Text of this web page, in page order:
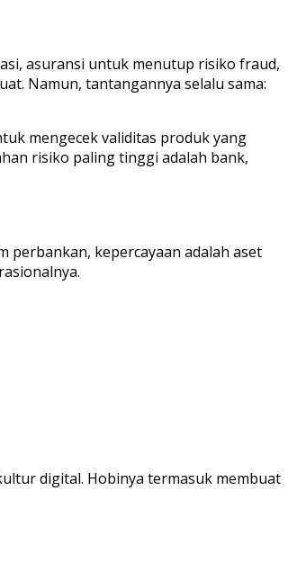
asuransi untuk menutup risiko fraud,
Namun, tantangannya selalu sama:
mengecek validitas produk yang
risiko paling tinggi adalah bank,
perbankan, kepercayaan adalah aset
digital. Hobinya termasuk membuat